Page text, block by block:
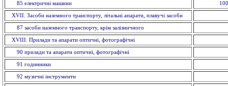
85 електричнi машини
XVII. Засоби наземного транспорту, літальні апарати, плавучі засоби
87 засоби наземного транспорту, крiм залізничного
XVIII. Прилади та апарати оптичнi, фотографічні
90 прилади та апарати оптичнi, фотографічні
91 годинники
92 музичні інструменти